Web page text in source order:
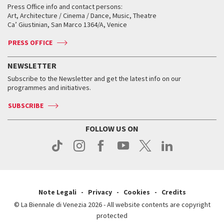
How to get there
Contact us
Press
When and where
Tickets
Accreditation
Services for the public
How to get there
Contact us
Press
When and where
Tickets
Services for the public
How to get there
Contact us
Press
How to get there
Contact us
Press
Golden Lion for Lifetime Achievement
Silver Lion
When and where
Tickets
Services for the public
Contact us
Press
Biennale College ASAC
Biennale Channel
When & where
News
Services for the public
Press Office info and contact persons:
Art, Architecture / Cinema / Dance, Music, Theatre
Ca’ Giustinian, San Marco 1364/A, Venice
PRESS OFFICE
NEWSLETTER
Subscribe to the Newsletter and get the latest info on our
programmes and initiatives.
SUBSCRIBE
FOLLOW US ON
Note Legali Privacy Cookies
Credits
© La Biennale di Venezia 2026 - All website contents are copyright
protected